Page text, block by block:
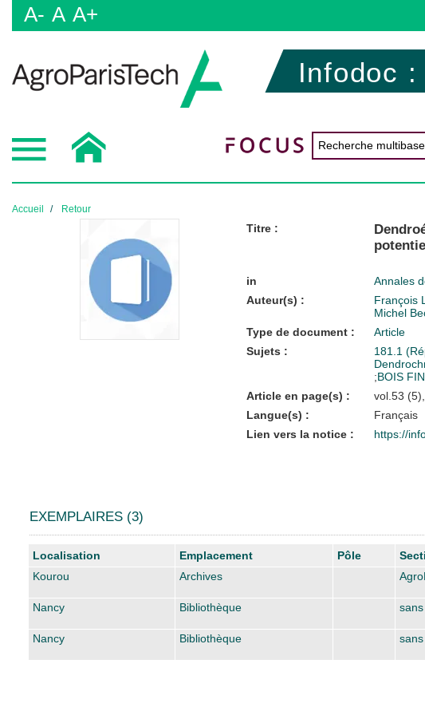
A- A A+
Infodoc
Accueil Retour
Titre :
in Annales
Auteur(s) :
François
Michel
Type de document :
Article
Sujets :
181.1
;BOIS
Article en page(s) :
vol.53
Langue(s) :
Français
Lien vers la notice :
https://
EXEMPLAIRES (3)
Liste des exemplaires
Localisation Emplacement Pôle
Kourou
Archives
Nancy
Bibliothèque
Nancy
Bibliothèque